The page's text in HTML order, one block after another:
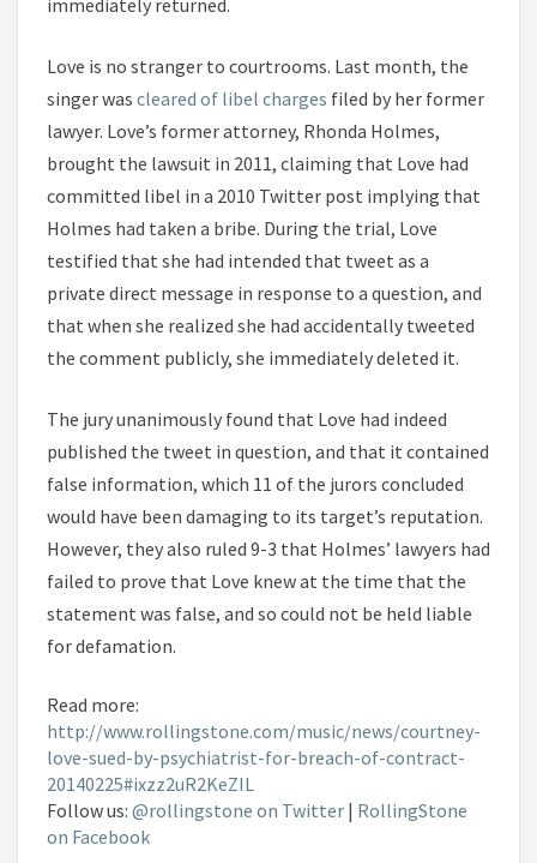
immediately returned.
Love is no stranger to courtrooms. Last month, the
singer was cleared of libel charges filed by her former
lawyer. Love’s former attorney, Rhonda Holmes,
brought the lawsuit in 2011, claiming that Love had
committed libel in a 2010 Twitter post implying that
Holmes had taken a bribe. During the trial, Love
testified that she had intended that tweet as a
private direct message in response to a question, and
that when she realized she had accidentally tweeted
the comment publicly, she immediately deleted it.
The jury unanimously found that Love had indeed
published the tweet in question, and that it contained
false information, which 11 of the jurors concluded
would have been damaging to its target’s reputation.
However, they also ruled 9-3 that Holmes’ lawyers had
failed to prove that Love knew at the time that the
statement was false, and so could not be held liable
for defamation.
Read more:
http://www.rollingstone.com/music/news/courtney-
love-sued-by-psychiatrist-for-breach-of-contract-
20140225#ixzz2uR2KeZIL
Follow us: @rollingstone on Twitter | RollingStone
on Facebook